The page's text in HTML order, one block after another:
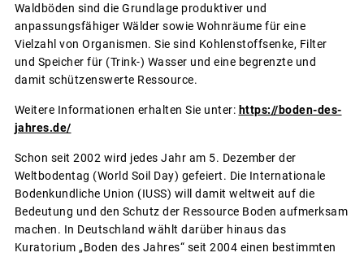
Waldböden sind die Grundlage produktiver und
anpassungsfähiger Wälder sowie Wohnräume für eine
Vielzahl von Organismen. Sie sind Kohlenstoffsenke, Filter
und Speicher für (Trink-) Wasser und eine begrenzte und
damit schützenswerte Ressource.
Weitere Informationen erhalten Sie unter: https://boden-des-
jahres.de/
Schon seit 2002 wird jedes Jahr am 5. Dezember der
Weltbodentag (World Soil Day) gefeiert. Die Internationale
Bodenkundliche Union (IUSS) will damit weltweit auf die
Bedeutung und den Schutz der Ressource Boden aufmerksam
machen. In Deutschland wählt darüber hinaus das
Kuratorium „Boden des Jahres“ seit 2004 einen bestimmten